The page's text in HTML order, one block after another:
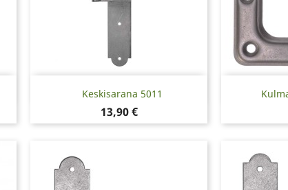
Keskisarana 5011
Hinta
13,90 €
Pikakatselu 